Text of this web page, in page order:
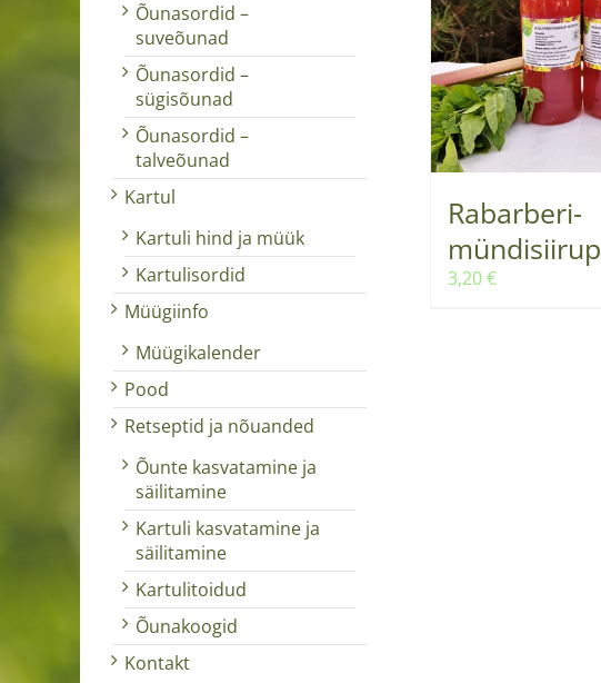
Rabarberi-
mündisiirup
3,20€
Õunasordid –
suveõunad
Õunasordid –
sügisõunad
Õunasordid –
talveõunad
Kartul
Kartuli hind ja müük
Kartulisordid
Müügiinfo
Müügikalender
Pood
Retseptid ja nõuanded
Õunte kasvatamine ja
säilitamine
Kartuli kasvatamine ja
säilitamine
Kartulitoidud
Õunakoogid
Kontakt